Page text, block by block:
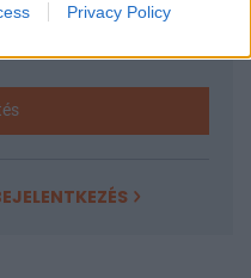
Privacy Policy
év napon belüli